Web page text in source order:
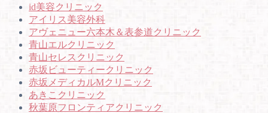
id美容クリニック
アイリス美容外科
アヴェニュー六本木＆表参道クリニック
青山エルクリニック
青山セレスクリニック
赤坂ビューティークリニック
赤坂メディカルMクリニック
あきこクリニック
秋葉原フロンティアクリニック